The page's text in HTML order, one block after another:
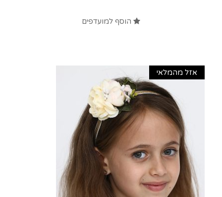
הוסף למועדפים
אזל מהמלאי